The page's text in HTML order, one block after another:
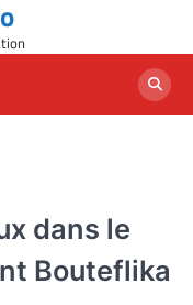
dans le
Bouteflika